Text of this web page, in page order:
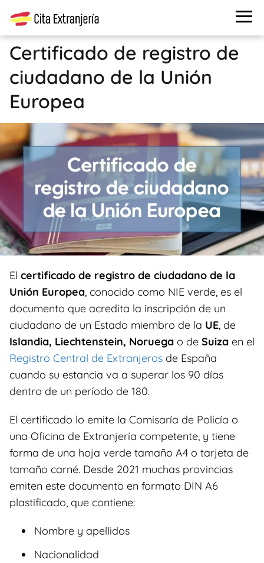
Certificado de registro de
ciudadano de la Unión
Europea
El certificado de registro de ciudadano de la
Unión Europea, conocido como NIE verde, es el
documento que acredita la inscripción de un
ciudadano de un Estado miembro de la UE, de
Islandia, Liechtenstein, Noruega o de Suiza en el
Registro Central de Extranjeros de España
cuando su estancia va a superar los 90 días
dentro de un período de 180.
El certificado lo emite la Comisaría de Policía o
una Oficina de Extranjería competente, y tiene
forma de una hoja verde tamaño A4 o tarjeta de
tamaño carné. Desde 2021 muchas provincias
emiten este documento en formato DIN A6
plastificado, que contiene:
Nombre y apellidos
Nacionalidad